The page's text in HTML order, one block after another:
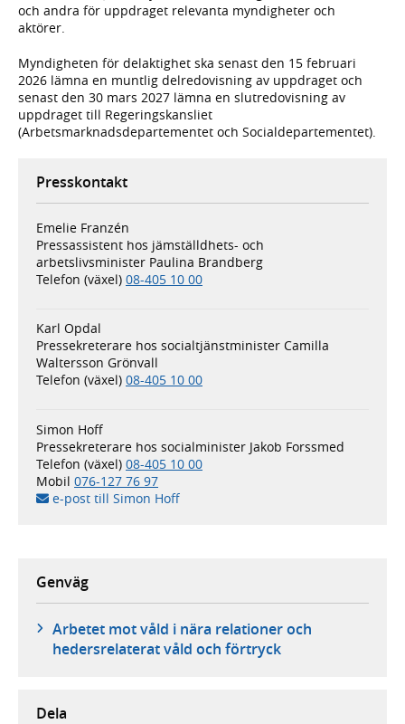
och andra för uppdraget relevanta myndigheter och
aktörer.
Myndigheten för delaktighet ska senast den 15 februari
2026 lämna en muntlig delredovisning av uppdraget och
senast den 30 mars 2027 lämna en slutredovisning av
uppdraget till Regeringskansliet
(Arbetsmarknadsdepartementet och Socialdepartementet).
Presskontakt
Emelie Franzén
Pressassistent hos jämställdhets- och
arbetslivsminister Paulina Brandberg
Telefon (växel) 08-405 10 00
Karl Opdal
Pressekreterare hos socialtjänstminister Camilla
Waltersson Grönvall
Telefon (växel) 08-405 10 00
Simon Hoff
Pressekreterare hos socialminister Jakob Forssmed
Telefon (växel) 08-405 10 00
Mobil 076-127 76 97
e-post till Simon Hoff
Genväg
Arbetet mot våld i nära relationer och
hedersrelaterat våld och förtryck
Dela